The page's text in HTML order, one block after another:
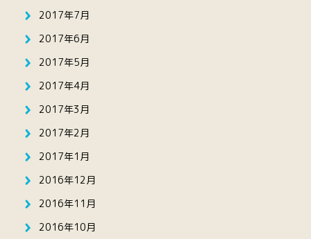
2017年7月
2017年6月
2017年5月
2017年4月
2017年3月
2017年2月
2017年1月
2016年12月
2016年11月
2016年10月